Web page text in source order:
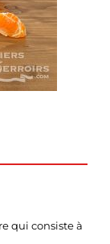
qui consiste à